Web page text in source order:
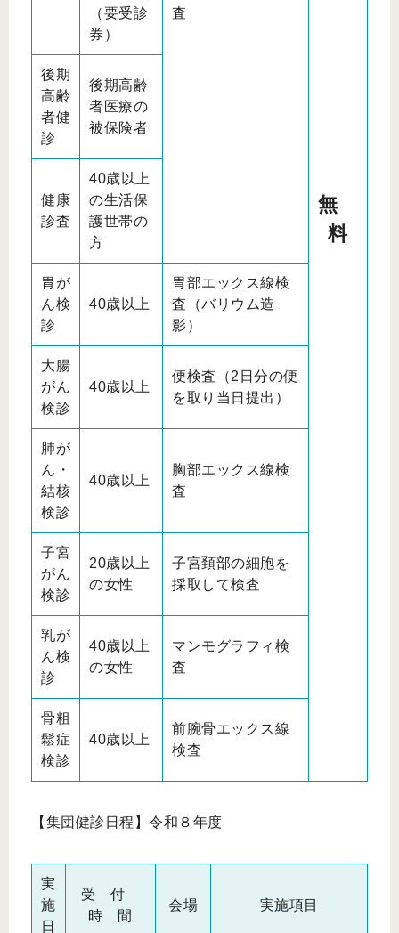
査
無
料
（要受診
券）
後期
高齢
者健
診
後期高齢
者医療の
被保険者
健康
診査
40歳以上
の生活保
護世帯の
方
胃が
ん検
診
40歳以上
胃部エックス線検
査（バリウム造
影）
大腸
がん
検診
40歳以上
便検査（2日分の便
を取り当日提出）
肺が
ん・
結核
検診
40歳以上
胸部エックス線検
査
子宮
がん
検診
20歳以上
の女性
子宮頚部の細胞を
採取して検査
乳が
ん検
診
40歳以上
の女性
マンモグラフィ検
査
骨粗
鬆症
検診
40歳以上
前腕骨エックス線
検査
【集団健診日程】令和８年度
実
施
日
受 付
時 間
会場 実施項目